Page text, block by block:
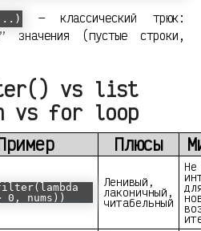
— классический трюк:
значения (пустые строки,
vs list
vs for loop
Плюсы
0, nums))
Ленивый,
лаконичный,
читабельный
Не